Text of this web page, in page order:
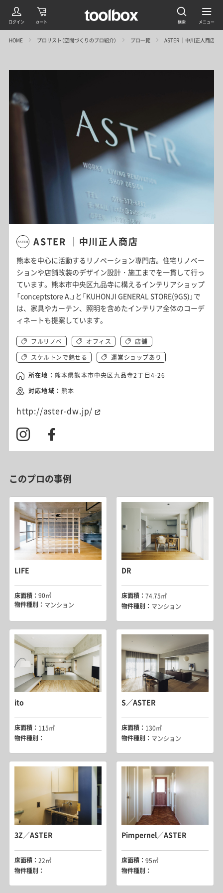
HOME プロリスト（空間づくりのプロ紹介） プロ一覧 ASTER ｜中川正人商店
ASTER ｜中川正人商店
熊本を中心に活動するリノベーション専門店。 住宅リノベー
ションや店舗改装のデザイン設計・ 施工までを一貫して行っ
ています。熊本市中央区九品寺に構えるインテリアショップ
「conceptstore A.」と「KUHONJI GENERAL STORE(9GS)」で
は、家具やカーテン、 照明を含めたインテリア全体のコーデ
ィネートも提案しています。
フルリノベ オフィス
店舗
スケルトンで魅せる
運営ショップあり
所在地： 熊本県熊本市中央区九品寺2丁目4-26
対応地域： 熊本
http://aster-dw.jp/
このプロの事例
LIFE
床面積： 90㎡
物件種別： マンション
DR
床面積： 74.75㎡
物件種別： マンション
ito
床面積： 115㎡
物件種別：
S／ASTER
床面積： 130㎡
物件種別： マンション
3Z／ASTER
床面積： 22㎡
物件種別：
Pimpernel／ASTER
床面積： 95㎡
物件種別：